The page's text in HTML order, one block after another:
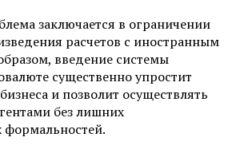
заключается в ограничении
расчетов с иностранным
введение системы
существенно упростит
и позволит осуществлять
без лишних
формальностей.